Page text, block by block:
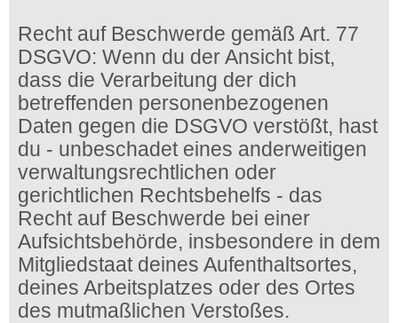
Recht auf Beschwerde gemäß Art. 77
DSGVO: Wenn du der Ansicht bist,
dass die Verarbeitung der dich
betreffenden personenbezogenen
Daten gegen die DSGVO verstößt, hast
du - unbeschadet eines anderweitigen
verwaltungsrechtlichen oder
gerichtlichen Rechtsbehelfs - das
Recht auf Beschwerde bei einer
Aufsichtsbehörde, insbesondere in dem
Mitgliedstaat deines Aufenthaltsortes,
deines Arbeitsplatzes oder des Ortes
des mutmaßlichen Verstoßes.